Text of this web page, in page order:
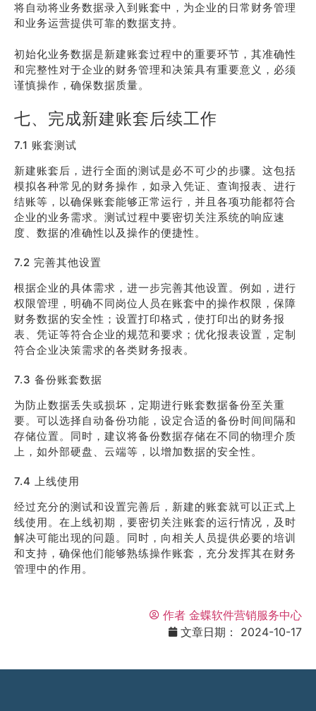
将自动将业务数据录入到账套中，为企业的日常财务管理
和业务运营提供可靠的数据支持。
初始化业务数据是新建账套过程中的重要环节，其准确性
和完整性对于企业的财务管理和决策具有重要意义，必须
谨慎操作，确保数据质量。
七、完成新建账套后续工作
7.1 账套测试
新建账套后，进行全面的测试是必不可少的步骤。这包括
模拟各种常见的财务操作，如录入凭证、查询报表、进行
结账等，以确保账套能够正常运行，并且各项功能都符合
企业的业务需求。测试过程中要密切关注系统的响应速
度、数据的准确性以及操作的便捷性。
7.2 完善其他设置
根据企业的具体需求，进一步完善其他设置。例如，进行
权限管理，明确不同岗位人员在账套中的操作权限，保障
财务数据的安全性；设置打印格式，使打印出的财务报
表、凭证等符合企业的规范和要求；优化报表设置，定制
符合企业决策需求的各类财务报表。
7.3 备份账套数据
为防止数据丢失或损坏，定期进行账套数据备份至关重
要。可以选择自动备份功能，设定合适的备份时间间隔和
存储位置。同时，建议将备份数据存储在不同的物理介质
上，如外部硬盘、云端等，以增加数据的安全性。
7.4 上线使用
经过充分的测试和设置完善后，新建的账套就可以正式上
线使用。在上线初期，要密切关注账套的运行情况，及时
解决可能出现的问题。同时，向相关人员提供必要的培训
和支持，确保他们能够熟练操作账套，充分发挥其在财务
管理中的作用。
作者 金蝶软件营销服务中心
文章日期：
2024-10-17